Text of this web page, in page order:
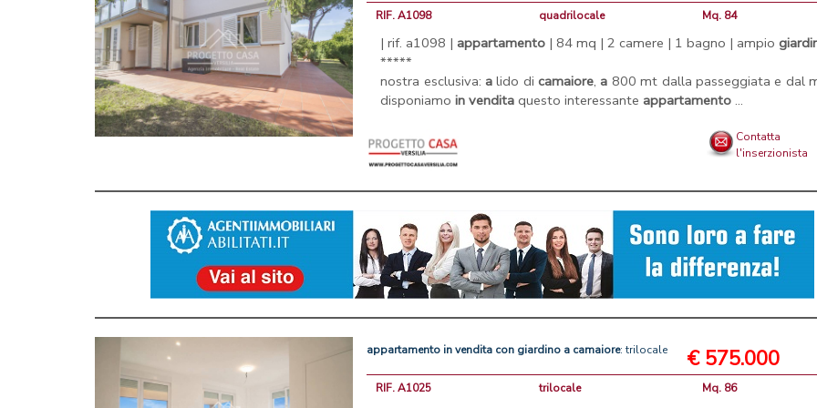
RIF. A1098 quadrilocale Mq. 84
| rif. a1098 | appartamento | 84 mq | 2 camere | 1 bagno | ampio
*****
nostra esclusiva: a lido dicamaiore, a 800 mt dalla passeggiata e dal
disponiamoin vendita questo interessante appartamento ...
Contatta
l'inserzionista
appartamento in vendita con giardino a camaiore: trilocale € 575.000
RIF. A1025 trilocale Mq. 86